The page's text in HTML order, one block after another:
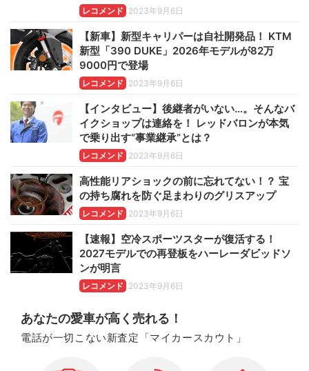
レコメンド 2023年9月6日
【新車】新型キャリパーは自社開発品！ KTM
新型「390 DUKE」2026年モデルが82万
9000円で登場
レコメンド 2023年9月6日
【インタビュー】後継者がいない…。そんなバ
イクショップは連絡を！ レッドバロンが本気
で乗り出す“事業継承”とは？
レコメンド 2023年9月6日
高性能リアショックの前に忘れてない！？ 宝
の持ち腐れを防ぐ足まわりのグリスアップ
レコメンド 2023年9月6日
【速報】空冷スポーツスターが復活する！
2027モデルでの再登板をハーレーダビッドソ
ンが明言
レコメンド 2023年9月6日
あなたの愛車が高く売れる！
電話が一切こない新査定「マイカースカウト」